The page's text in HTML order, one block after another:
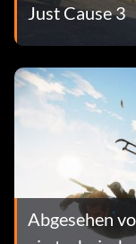
Just Cause 3
Abgesehen